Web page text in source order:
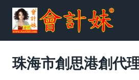
珠海市創思港創代